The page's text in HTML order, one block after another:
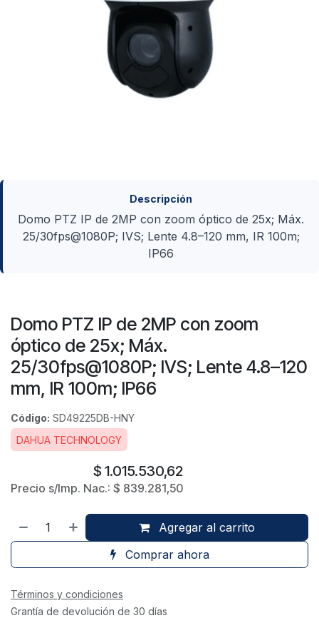
Descripción
Domo PTZ IP de 2MP con zoom óptico de 25x; Máx.
25/30fps@1080P; IVS; Lente 4.8–120 mm, IR 100m;
IP66
Domo PTZ IP de 2MP con zoom
óptico de 25x; Máx.
25/30fps@1080P; IVS; Lente 4.8–120
mm, IR 100m; IP66
Código: SD49225DB-HNY
DAHUA TECHNOLOGY
$ 1.015.530,62
Precio s/Imp. Nac.: $ 839.281,50
Agregar al carrito
Comprar ahora
Términos y condiciones
Grantía de devolución de 30 días